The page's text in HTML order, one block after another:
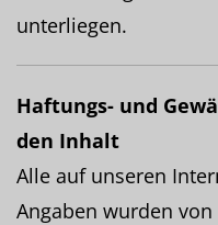
unterliegen.
Haftungs- und
den Inhalt
Alle auf unseren
Angaben wurden